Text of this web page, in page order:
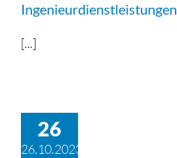
Ingenieurdienstleistungen
[...]
26
26.10.2023